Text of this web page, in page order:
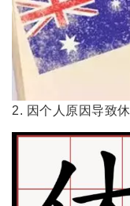
2. 因个人原因导致